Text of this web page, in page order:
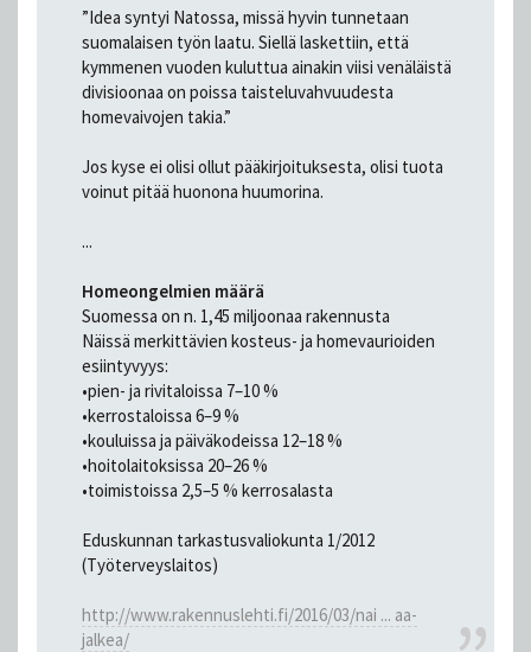
”Idea syntyi Natossa, missä hyvin tunnetaan
suomalaisen työn laatu. Siellä laskettiin, että
kymmenen vuoden kuluttua ainakin viisi venäläistä
divisioonaa on poissa taisteluvahvuudesta
homevaivojen takia.”
Jos kyse ei olisi ollut pääkirjoituksesta, olisi tuota
voinut pitää huonona huumorina.
...
Homeongelmien määrä
Suomessa on n. 1,45 miljoonaa rakennusta
Näissä merkittävien kosteus- ja homevaurioiden
esiintyvyys:
•pien- ja rivitaloissa 7–10 %
•kerrostaloissa 6–9 %
•kouluissa ja päiväkodeissa 12–18 %
•hoitolaitoksissa 20–26 %
•toimistoissa 2,5–5 % kerrosalasta
Eduskunnan tarkastusvaliokunta 1/2012
(Työterveyslaitos)
http://www.rakennuslehti.fi/2016/03/nai ... aa-
jalkea/